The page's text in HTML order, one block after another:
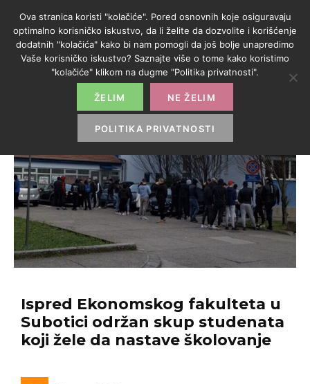
Ispred Ekonomskog fakulteta u
Subotici održan skup studenata
koji žele da nastave školovanje
Ova stranica koristi "kolačiće". Pored osnovnih koje osiguravaju
optimalno korisničko iskustvo, da li želite da dozvolite i korišćenje
dodatnih "kolačića" kako bi nam pomogli da još bolje unapredimo
Vaše korisničko iskustvo? Saznajte više o tome kako koristimo
"kolačiće" klikom na dugme "Politika privatnosti".
ŽELIM NE ŽELIM
POLITIKA PRIVATNOSTI